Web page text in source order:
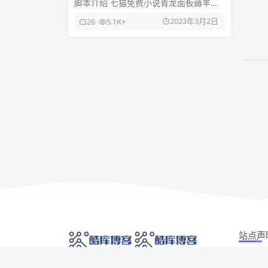
脚本介绍 七猫免费小说青龙面板薅羊毛
面保存 新建任务好后 定时
26 5.1K+ 2023年3月2日
站点声